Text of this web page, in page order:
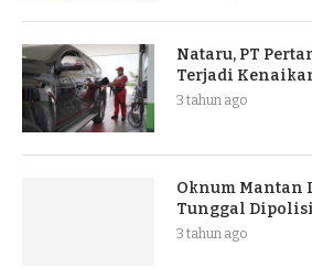
Nataru, PT
Terjadi
3 tahun ago
Oknum Mantan
Tunggal
3 tahun ago